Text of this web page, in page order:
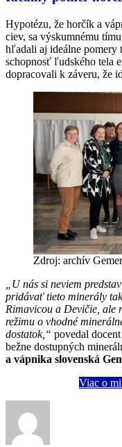
Hypotézu, že horčík a
ciev, sa výskumnému
hľadali aj ideálne pomery
schopnosť ľudského tela
dopracovali k záveru, že
Zdroj: archív
„U nás si neviem
pridávať tieto minerály
Rimavicou a Devičie, ale
režimu o vhodné
dostatok,“ povedal
bežne dostupných
a vápnika slovenská
Viac o